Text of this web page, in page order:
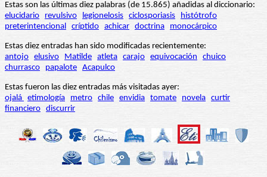
Estas son las últimas diez palabras (de 15.865) añadidas al diccionario:
elucidario
revulsivo legionelosis ciclosporiasis
histótrofo
preterintencional críptido achicar doctrina monocárpico
Estas diez entradas han sido modificadas recientemente:
antojo elusivo Matilde atleta carajo equivocación
chuico
churrasco
papalote Acapulco
Estas fueron las diez entradas más visitadas ayer:
ojalá etimología metro chile envidia tomate novela curtir
financiero discurrir